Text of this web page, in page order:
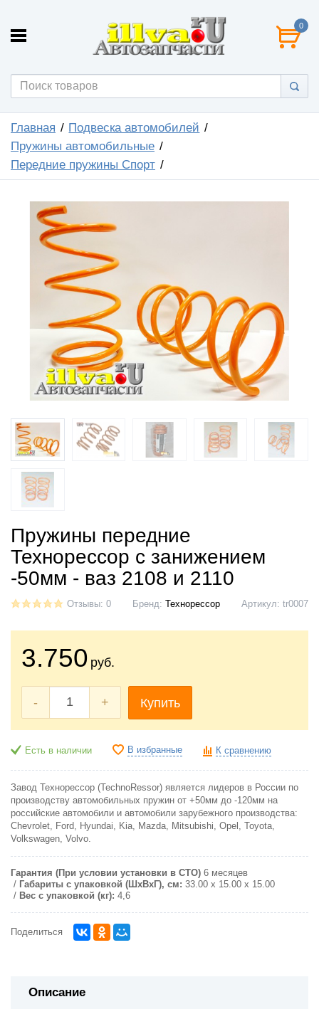
0
Главная
Подвеска автомобилей
Пружины автомобильные
Передние пружины Спорт
Пружины передние
Технорессор с занижением
-50мм - ваз 2108 и 2110
Отзывы: 0 Бренд: Технорессор Артикул: tr0007
3.750 руб.
- + Купить
Есть в наличии В избранные К сравнению
Завод Технорессор (TechnoRessor) является лидеров в России по
производству автомобильных пружин от +50мм до -120мм на
российские автомобили и автомобили зарубежного производства:
Chevrolet, Ford, Hyundai, Kia, Mazda, Mitsubishi, Opel, Toyota,
Volkswagen, Volvo.
Гарантия (При условии установки в СТО) 6 месяцев
Габариты с упаковкой (ШxВxГ), см: 33.00 x 15.00 x 15.00
Вес с упаковкой (кг): 4,6
Поделиться
Описание